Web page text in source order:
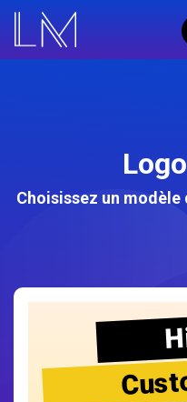
Choisissez un